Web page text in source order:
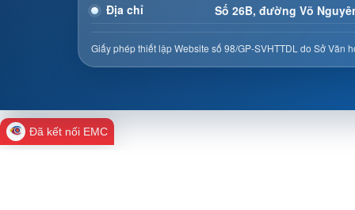
Địa chỉ
Số 26B, đường Võ
Giấy phép thiết lập Website số 98/GP-SVHTTDL do Sở
Đã kết nối EMC